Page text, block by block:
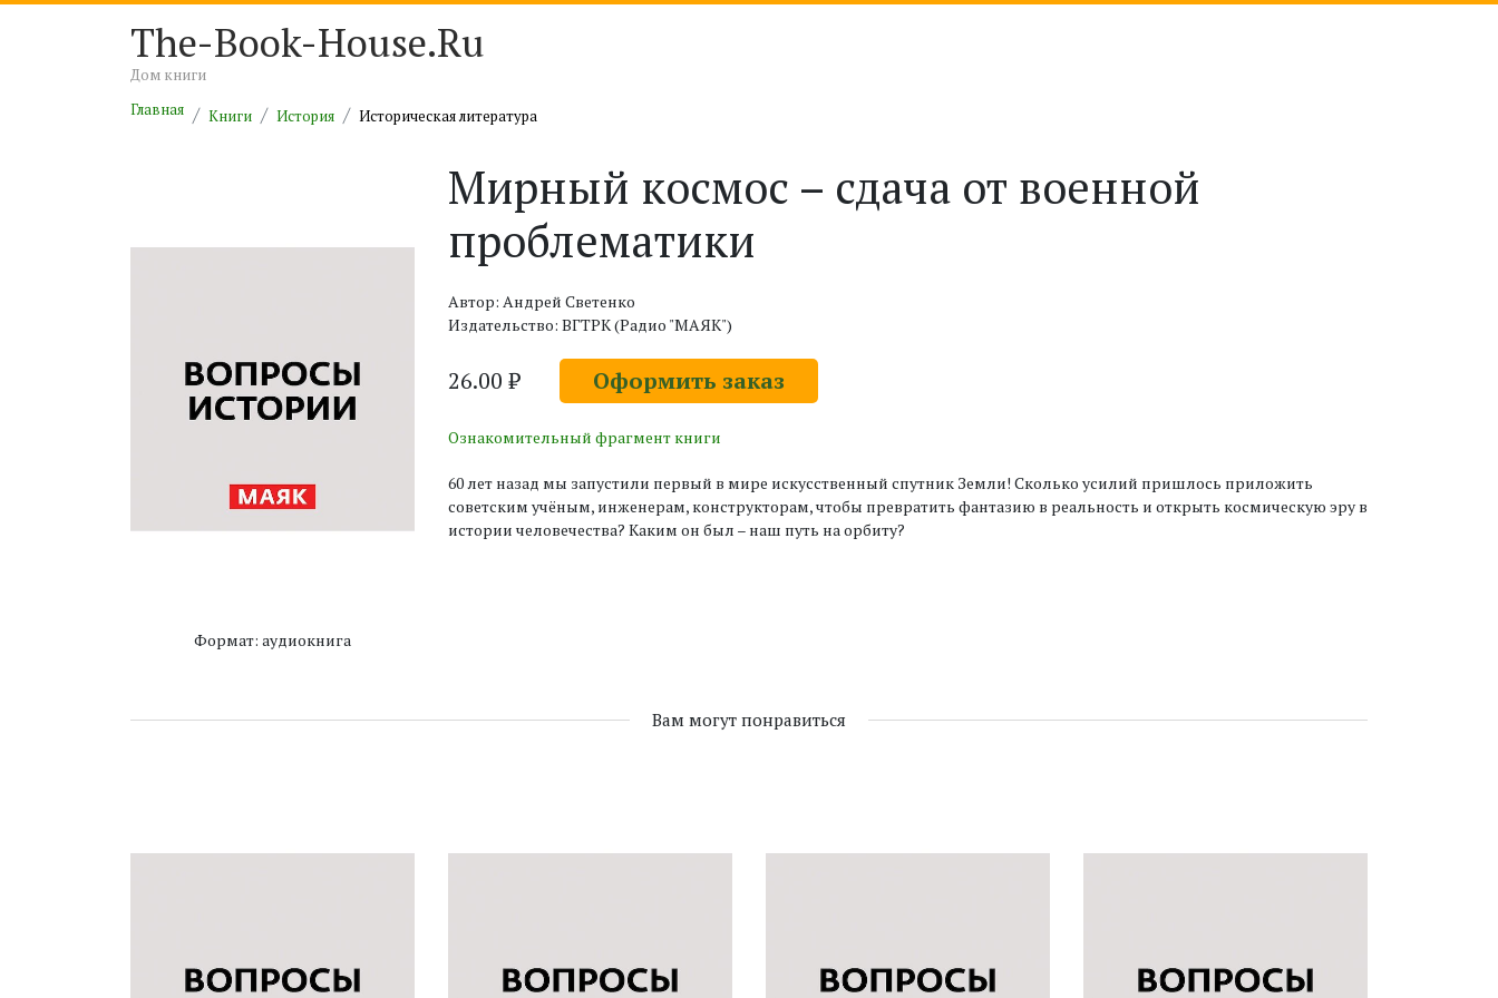
The-Book-House.Ru
Дом книги
Главная
Книги История Историческая литература
Формат: аудиокнига
Мирный космос – сдача от военной
проблематики
Автор: Андрей Светенко
Издательство: ВГТРК (Радио "МАЯК")
26.00 ₽ Оформить заказ
Ознакомительный фрагмент книги
60 лет назад мы запустили первый в мире искусственный спутник Земли! Сколько усилий пришлось приложить
советским учёным, инженерам, конструкторам, чтобы превратить фантазию в реальность и открыть космическую эру в
истории человечества? Каким он был – наш путь на орбиту?
Вам могут понравиться